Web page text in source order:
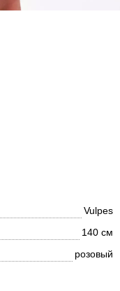
Vulpes
140 см
розовый